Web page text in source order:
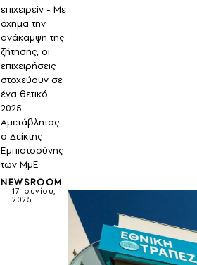
επιχειρείν - Με
όχημα την
ανάκαμψη της
ζήτησης, οι
επιχειρήσεις
στοχεύουν σε
ένα θετικό
2025 -
Αμετάβλητος
ο Δείκτης
Εμπιστοσύνης
των ΜμΕ
NEWSROOM
17 Ιουνίου,
2025